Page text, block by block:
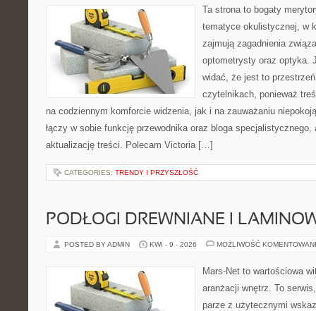
Ta strona to bogaty
tematyce okulistycznej, w
zajmują zagadnienia
optometrysty oraz optyka.
widać, że jest to
czytelnikach, ponieważ
na codziennym komforcie widzenia, jak i na zauważaniu
łączy w sobie funkcję przewodnika oraz bloga specjalistycznego,
aktualizację treści. Polecam Victoria […]
CATEGORIES: TRENDY I PRZYSZŁOŚĆ
PODŁOGI DREWNIANE I
POSTED BY ADMIN KWI - 9 - 2026 MOŻLIWOŚĆ
Mars-Net to wartościowa
aranżacji wnętrz. To
parze z użytecznymi